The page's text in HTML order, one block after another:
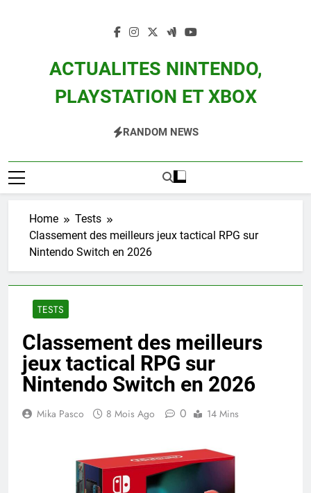
ACTUALITES NINTENDO,
PLAYSTATION ET XBOX
Zelda, Splatoon, Pokemon Entre Autres
RANDOM NEWS
Home
Tests
Classement des meilleurs jeux tactical RPG sur
Nintendo Switch en 2026
TESTS
Classement des meilleurs
jeux tactical RPG sur
Nintendo Switch en 2026
Mika Pasco 8 Mois Ago 0 14 Mins